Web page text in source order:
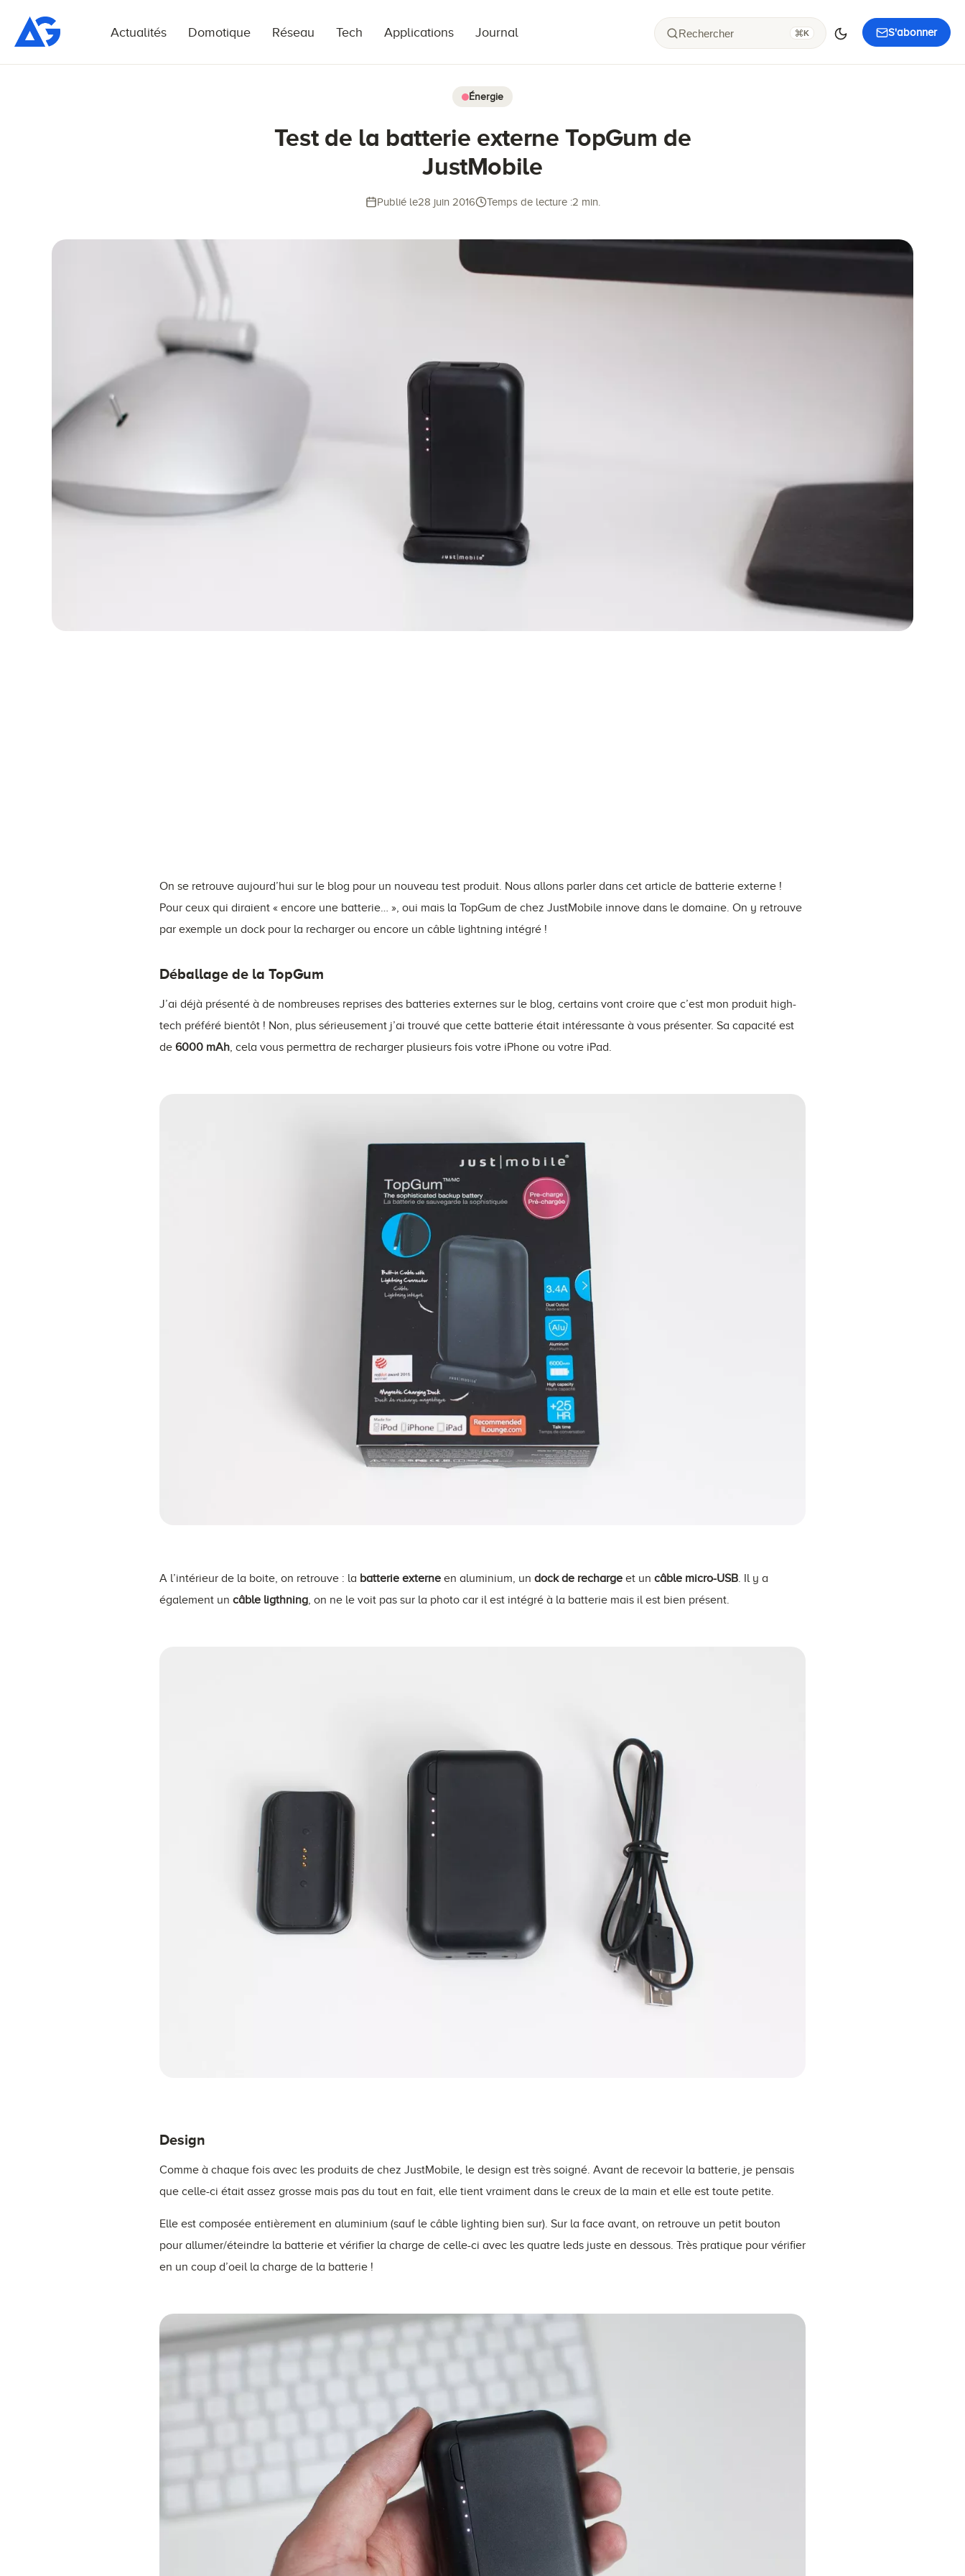
S'abonner
Rechercher K
Actualités Domotique Réseau Tech Applications Journal
Énergie
Test de la batterie externe TopGum de
JustMobile
Publié le28 juin 2016 Temps de lecture :2 min.
On se retrouve aujourd’hui sur le blog pour un nouveau test produit. Nous allons parler dans cet article de batterie externe !
Pour ceux qui diraient « encore une batterie… », oui mais la TopGum de chez JustMobile innove dans le domaine. On y retrouve
par exemple un dock pour la recharger ou encore un câble lightning intégré !
Déballage de la TopGum
J’ai déjà présenté à de nombreuses reprises des batteries externes sur le blog, certains vont croire que c’est mon produit high-
tech préféré bientôt ! Non, plus sérieusement j’ai trouvé que cette batterie était intéressante à vous présenter. Sa capacité est
de 6000 mAh, cela vous permettra de recharger plusieurs fois votre iPhone ou votre iPad.
A l’intérieur de la boite, on retrouve : la batterie externe en aluminium, un dock de recharge et un câble micro-USB. Il y a
également un câble ligthning, on ne le voit pas sur la photo car il est intégré à la batterie mais il est bien présent.
Design
Comme à chaque fois avec les produits de chez JustMobile, le design est très soigné. Avant de recevoir la batterie, je pensais
que celle-ci était assez grosse mais pas du tout en fait, elle tient vraiment dans le creux de la main et elle est toute petite.
Elle est composée entièrement en aluminium (sauf le câble lighting bien sur). Sur la face avant, on retrouve un petit bouton
pour allumer/éteindre la batterie et vérifier la charge de celle-ci avec les quatre leds juste en dessous. Très pratique pour vérifier
en un coup d’oeil la charge de la batterie !